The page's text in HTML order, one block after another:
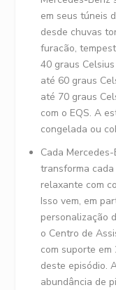
em seus túneis
desde chuvas
furacão,
40 graus
até 60 graus
até 70 graus
com o EQS. A
congelada ou
Cada
transforma
relaxante com
Isso vem, em
personalização
o Centro de
com suporte em
deste episódio.
abundância de